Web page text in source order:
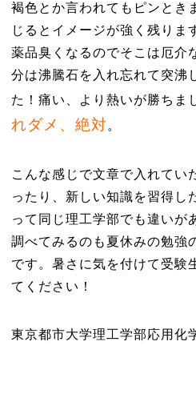
褐色とか言われてもピンとき
じるとイメージが強く残りま
薬品臭くなるのでそこは厄介
分は沸騰石を入れ忘れて突沸
た！痛い、より熱いが勝ちま
れダメ、絶対。
こんな感じで文章で入れてい
ったり、新しい知識を習得し
って同じ理工学部でも違いが
調べてみるのも夏休みの勉強
です。暑さに気を付けて受験
てください！
東京都市大学理工学部応用